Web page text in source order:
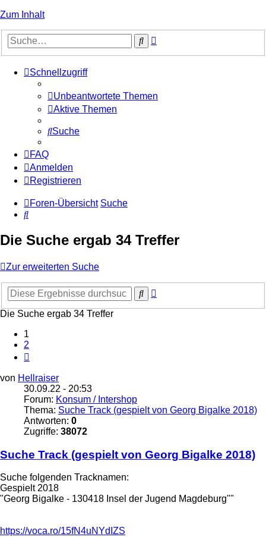
Zum Inhalt
Suche
Schnellzugriff
Unbeantwortete Themen
Aktive Themen
Suche
FAQ
Anmelden
Registrieren
Foren-Übersicht Suche
Suche
Die Suche ergab 34 Treffer
Zur erweiterten Suche
Suche
Die Suche ergab 34 Treffer
1
2
von Hellraiser
30.09.22 - 20:53
Forum: Konsum / Intershop
Thema: Suche Track (gespielt von Georg Bigalke 2018)
Antworten: 0
Zugriffe: 38072
Suche Track (gespielt von Georg Bigalke 2018)
Suche folgenden Tracknamen:
Gespielt 2018
"Georg Bigalke - 130418 Insel der Jugend Magdeburg""
https://voca.ro/15fN4uNYdIZS